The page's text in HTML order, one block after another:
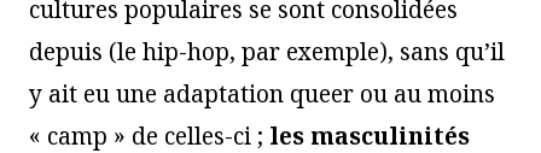
cultures populaires se sont consolidées
depuis (le hip-hop, par exemple), sans qu’il
y ait eu une adaptation queer ou au moins
« camp » de celles-ci ; les masculinités